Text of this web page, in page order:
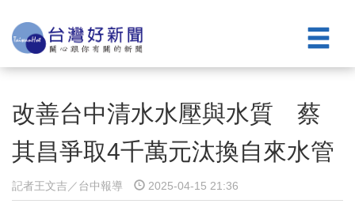
改善台中清水水壓與水質 蔡
其昌爭取4千萬元汰換自來水管
記者王文吉／台中報導 2025-04-15 21:36